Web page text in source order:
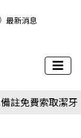
最新消息
註免費索取潔牙